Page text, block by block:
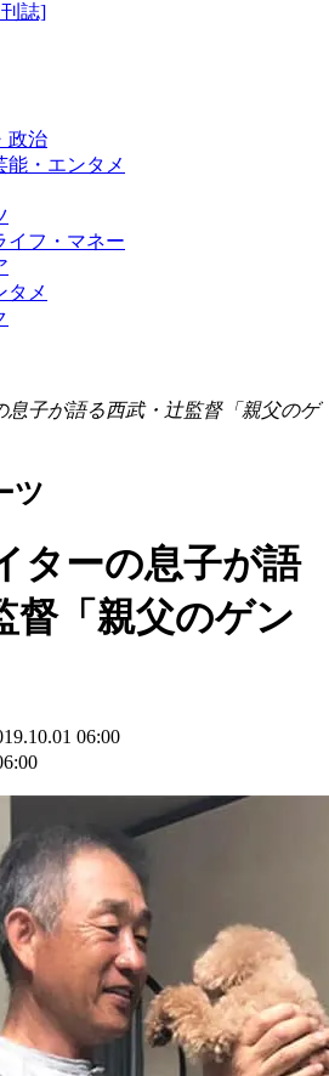
政治
能・エンタメ
イフ・マネー
タメ
息子が語る西武・辻監督「親父のゲ
ツ
ターの息子が語
督「親父のゲン
06:00